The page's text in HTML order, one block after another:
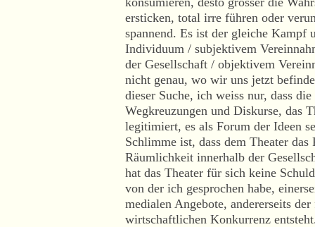
ersticken, total irre führen oder
spannend. Es ist der gleiche Kampf
Individuum / subjektivem
der Gesellschaft / objektivem
nicht genau, wo wir uns jetzt
dieser Suche, ich weiss nur, dass
Wegkreuzungen und Diskurse, das
legitimiert, es als Forum der Ideen
Schlimme ist, dass dem Theater
Räumlichkeit innerhalb der
hat das Theater für sich keine
von der ich gesprochen habe,
medialen Angebote, andererseits
wirtschaftlichen Konkurrenz